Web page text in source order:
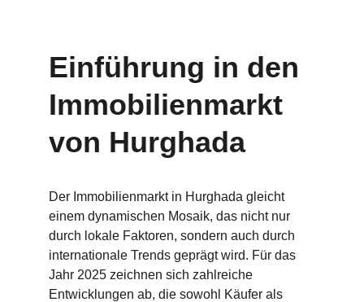
Einführung in den
Immobilienmarkt
von Hurghada
Der Immobilienmarkt in Hurghada gleicht
einem dynamischen Mosaik, das nicht nur
durch lokale Faktoren, sondern auch durch
internationale Trends geprägt wird. Für das
Jahr 2025 zeichnen sich zahlreiche
Entwicklungen ab, die sowohl Käufer als